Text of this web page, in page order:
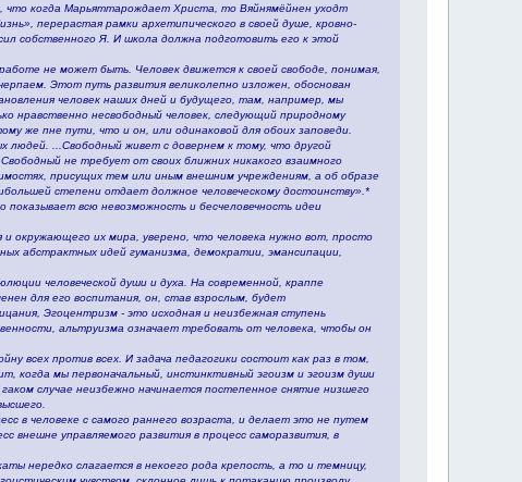
когда Марьяттарождает Христа, то Вяйнямёйнен уходт
перерастая рамки архетипического в своей душе, кровно-
собственного Я. И школа должна подготовить его к этой
не может быть. Человек движется к своей свободе, понимая,
Этот путь развития великолепно изложен, обоснован
человек наших дней и будущего, там, например, мы
нравственно несвободный человек, следующий природному
же пне пути, что и он, или одинаковой для обоих заповеди.
людей. ...Свободный живет с довернем к тому, что другой
не требует от своих ближних никакого взаимного
присущих тем или иным внешним учреждениям, а об образе
степени отдает должное человеческому достоинству».*
всю невозможность и бесчеловечность идеи
окружающего их мира, уверено, что человека нужно вот, просто
абстрактных идей гуманизма, демократии, эмансипации,
человеческой души и духа. На современной, краппе
для его воспитания, он, став взрослым, будет
Эгоцентризм - это исходная и неизбежная ступень
альтруизма означает требовать от человека, чтобы он
всех против всех. И задача педагогики состоит как раз в том,
когда мы первоначальный, инстинктивный эгоизм и эгоизм души
случае неизбежно начинается постепенное снятие низшего
в человеке с самого раннего возраста, и делает это не путем
внешне управляемого развития в процесс саморазвития, в
нередко слагается в некоего рода крепость, а то и темницу,